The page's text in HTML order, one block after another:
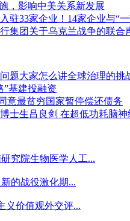
，影响中美关系新发展
驻33家企业！14家企业与“
集团关于乌克兰战争的联合
题大家怎么讲全球治理的挑
”基建投融资
意最贫穷国家暂停偿还债务
士生吕良剑 在超低功耗脑
究院生物医学人工...
的战役激化期...
义价值观外交评...